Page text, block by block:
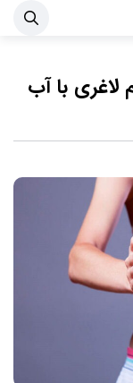
لاغری با آب